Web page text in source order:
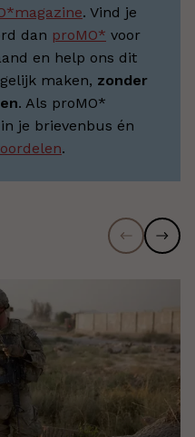
. Vind je
dan proMO* voor
en help ons dit
maken, zonder
. Als proMO*
je brievenbus én
.